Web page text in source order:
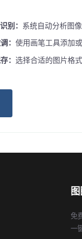
别： 系统自动分析图
： 使用画笔工具添加
： 选择合适的图片格
免
一